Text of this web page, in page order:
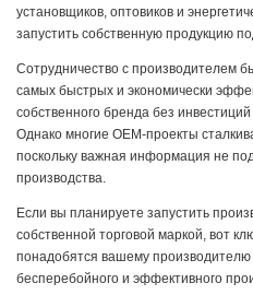
установщиков, оптовиков и
запустить собственную продукцию
Сотрудничество с производителем
самых быстрых и экономически
собственного бренда без
Однако многие OEM-проекты
поскольку важная информация не
производства.
Если вы планируете запустить
собственной торговой маркой, вот
понадобятся вашему производителю
бесперебойного и эффективного